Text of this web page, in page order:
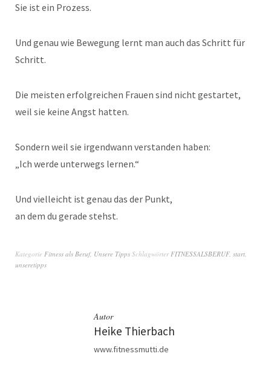
Sie ist ein Prozess.
Und genau wie Bewegung lernt man auch das Schritt für
Schritt.
Die meisten erfolgreichen Frauen sind nicht gestartet,
weil sie keine Angst hatten.
Sondern weil sie irgendwann verstanden haben:
„Ich werde unterwegs lernen.“
Und vielleicht ist genau das der Punkt,
an dem du gerade stehst.
Kategorie Fitness als Beruf, Unsere Tipps Schlagwörter FITNESSALSBERUF, start
unseretipps
Autor
Heike Thierbach
www.fitnessmutti.de